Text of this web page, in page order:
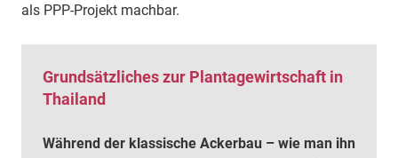
als PPP-Projekt machbar.
Grundsätzliches zur Plantagewirtschaft in
Thailand
Während der klassische Ackerbau – wie man ihn